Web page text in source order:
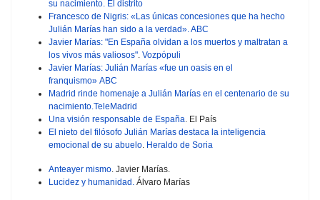
su nacimiento. El distrito
Francesco de Nigris: «Las únicas concesiones que ha hecho
Julián Marías han sido a la verdad». ABC
Javier Marías: "En España olvidan a los muertos y maltratan a
los vivos más valiosos" Vozpópuli
Javier Marías: Julián Marías «fue un oasis en el
franquismo» ABC
Madrid rinde homenaje a Julián Marías en el centenario de su
nacimiento. TeleMadrid
Una visión responsable de España . El País
El nieto del filósofo Julián Marías destaca la inteligencia
emocional de su abuelo Heraldo de Soria
Anteayer mismo . Javier Marías.
Lucidez y humanidad. Álvaro Marías